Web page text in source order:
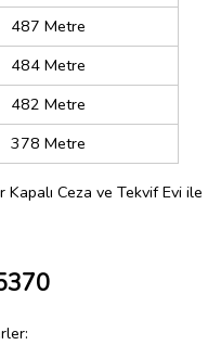
487 Metre
484 Metre
482 Metre
378 Metre
Kapalı Ceza ve Tekvif Evi ile